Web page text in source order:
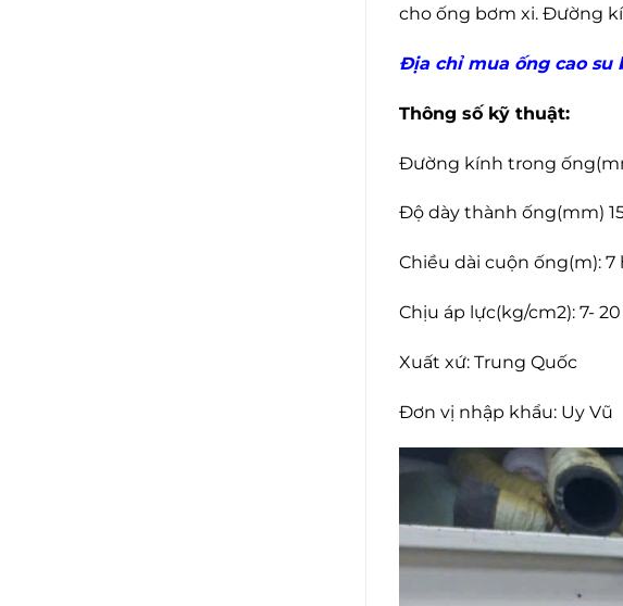
cho ống bơm xi. Đường
Địa chỉ mua ống cao su
Thông số kỹ thuật:
Đường kính trong
Độ dày thành ống(mm)
Chiều dài cuộn ống(m): 7
Chịu áp lực(kg/cm2): 7- 20
Xuất xứ: Trung Quốc
Đơn vị nhập khẩu: Uy Vũ